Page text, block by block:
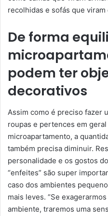
recolhidas e sofás que viram
De forma
podem ter
decorativos
Assim como é preciso fazer
roupas e pertences em
microapartamento, a
também precisa diminuir.
personalidade e os gostos
“enfeites” são super
caso dos ambientes
mais leves. “Se
ambiente, traremos uma